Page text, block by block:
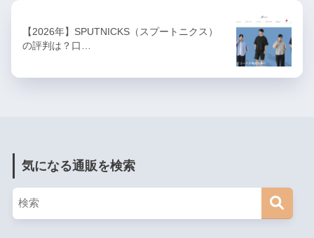
【2026年】SPUTNICKS（スプートニクス）
の評判は？口…
気になる通販を検索